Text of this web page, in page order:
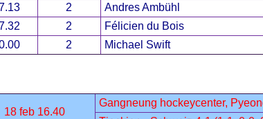
2 Andres Ambühl
2 Félicien du Bois
2 Michael Swift
18 feb 16.40
Gangneung hockeycenter,